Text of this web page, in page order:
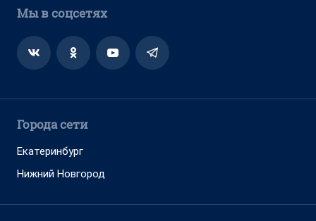
Мы в соцсетях
Города сети
Екатеринбург
Нижний Новгород